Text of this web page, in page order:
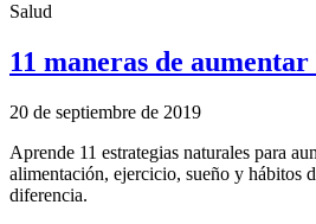
Salud
11 maneras de
20 de septiembre de 2019
Aprende 11 estrategias naturales para
alimentación, ejercicio, sueño y hábitos
diferencia.